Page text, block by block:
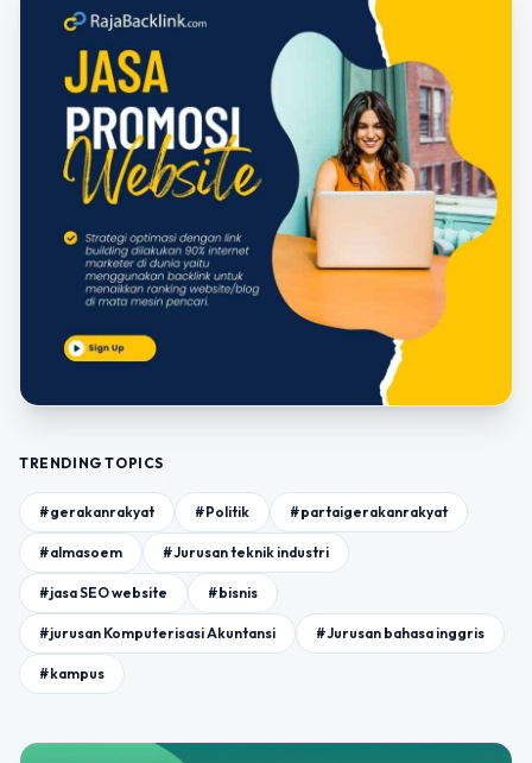
TRENDING TOPICS
#gerakanrakyat #Politik #partaigerakanrakyat
#almasoem #Jurusan teknik industri
#jasa SEO website #bisnis
#jurusan Komputerisasi Akuntansi #Jurusan bahasa inggris
#kampus